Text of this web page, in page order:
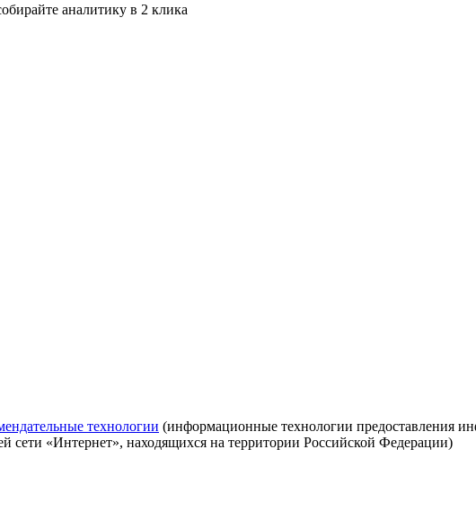
аналитику в 2 клика
технологии (информационные технологии предоставления
сети «Интернет», находящихся на территории Российской Федерации)